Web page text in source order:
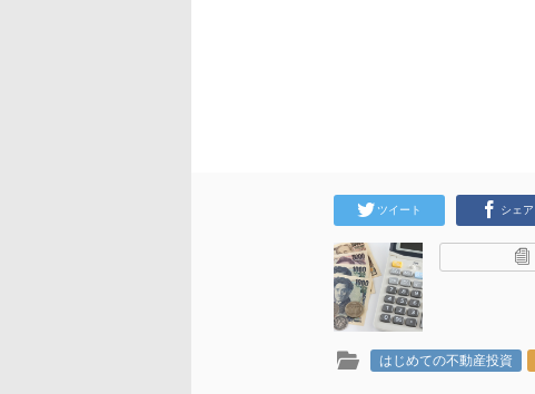
ツイート シェア
はじめての不動産投資